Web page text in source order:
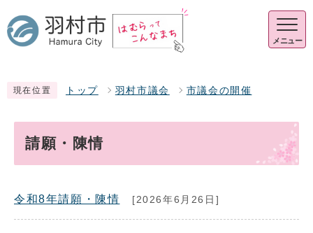
メニュー
現在位置 トップ 羽村市議会 市議会の開催
請願・陳情
令和8年請願・陳情 [2026年6月26日]